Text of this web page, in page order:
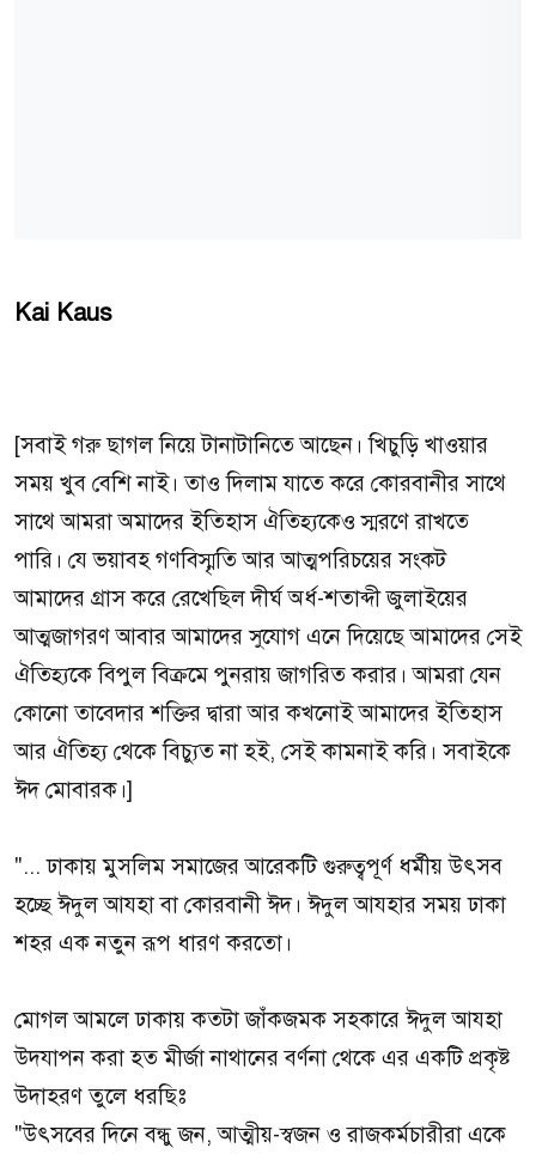
Kai Kaus
[সবাই গরু ছাগল নিয়ে টানাটানিতে আছেন। খিচুড়ি খাওয়ার
সময় খুব বেশি নাই। তাও দিলাম যাতে করে কোরবানীর সাথে
সাথে আমরা অমাদের ইতিহাস ঐতিহ্যকেও স্মরণে রাখতে
পারি। যে ভয়াবহ গণবিস্মৃতি আর আত্মপরিচয়ের সংকট
আমাদের গ্রাস করে রেখেছিল দীর্ঘ অর্ধ-শতাব্দী জুলাইয়ের
আত্মজাগরণ আবার আমাদের সুযোগ এনে দিয়েছে আমাদের সেই
ঐতিহ্যকে বিপুল বিক্রমে পুনরায় জাগরিত করার। আমরা যেন
কোনো তাবেদার শক্তির দ্বারা আর কখনোই আমাদের ইতিহাস
আর ঐতিহ্য থেকে বিচ্যুত না হই, সেই কামনাই করি। সবাইকে
ঈদ মোবারক।]
"... ঢাকায় মুসলিম সমাজের আরেকটি গুরুত্বপূর্ণ ধর্মীয় উৎসব
হচ্ছে ঈদুল আযহা বা কোরবানী ঈদ। ঈদুল আযহার সময় ঢাকা
শহর এক নতুন রূপ ধারণ করতো।
মোগল আমলে ঢাকায় কতটা জাঁকজমক সহকারে ঈদুল আযহা
উদযাপন করা হত মীর্জা নাথানের বর্ণনা থেকে এর একটি প্রকৃষ্ট
উদাহরণ তুলে ধরছিঃ
"উৎসবের দিনে বন্ধু জন, আত্মীয়-স্বজন ও রাজকর্মচারীরা একে